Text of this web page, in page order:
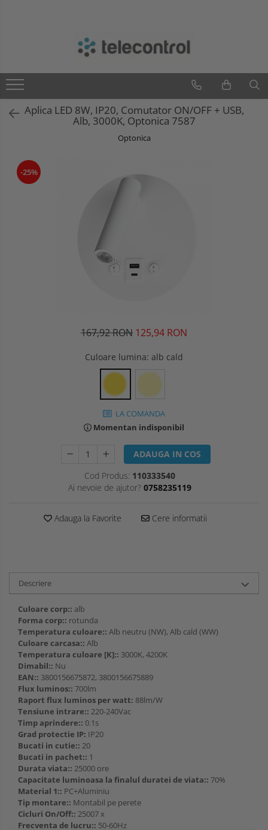
Teletask
Artsound
IntelightAplica LED 8W, IP20, Comutator ON/OFF + USB,
Alb, 3000K, Optonica 7587
Optonica
-25%
167,92 RON 125,94 RON
Culoare lumina: alb cald
LA COMANDA
Momentan indisponibil
ADAUGA IN COS
Cod Produs: 110333540
Ai nevoie de ajutor? 0758235119
Adauga la Favorite Cere informatii
Descriere
Culoare corp:: alb
Forma corp:: rotunda
Temperatura culoare:: Alb neutru (NW), Alb cald (WW)
Culoare carcasa:: Alb
Temperatura culoare [K]:: 3000K, 4200K
Dimabil:: Nu
EAN:: 3800156675872, 3800156675889
Flux luminos:: 700lm
Raport flux luminos per watt: 88lm/W
Tensiune intrare:: 220-240Vac
Timp aprindere:: 0.1s
Grad protectie IP: IP20
Bucati in cutie:: 20
Bucati in pachet:: 1
Durata viata:: 25000 ore
Capacitate luminoasa la finalul duratei de viata:: 70%
Material 1:: PC+Aluminiu
Tip montare:: Montabil pe perete
Cicluri On/Off:: 25007 x
Frecventa de lucru:: 50-60Hz